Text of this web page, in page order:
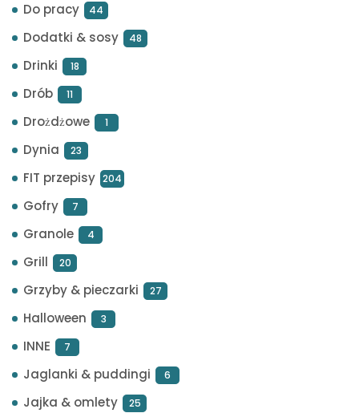
Do pracy 44
Dodatki & sosy 48
Drinki 18
Drób 11
Drożdżowe 1
Dynia 23
FIT przepisy 204
Gofry 7
Granole 4
Grill 20
Grzyby & pieczarki 27
Halloween 3
INNE 7
Jaglanki & puddingi 6
Jajka & omlety 25